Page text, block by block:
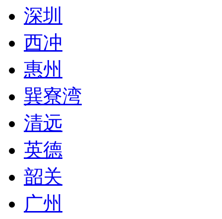
深圳
西冲
惠州
巽寮湾
清远
英德
韶关
广州